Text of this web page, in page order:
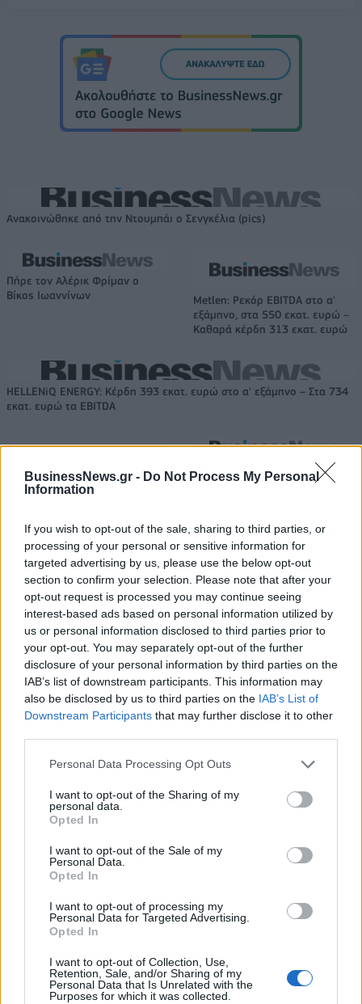
BusinessNews.gr - Do Not Process My Personal
Information
If you wish to opt-out of the sale, sharing to third parties, or
processing of your personal or sensitive information for
targeted advertising by us, please use the below opt-out
section to confirm your selection. Please note that after your
opt-out request is processed you may continue seeing
interest-based ads based on personal information utilized by
us or personal information disclosed to third parties prior to
your opt-out. You may separately opt-out of the further
disclosure of your personal information by third parties on the
IAB’s list of downstream participants. This information may
also be disclosed by us to third parties on the IAB’s List of
Downstream Participants that may further disclose it to other
Personal Data Processing Opt Outs
I want to opt-out of the Sharing of my
personal data.
Opted In
I want to opt-out of the Sale of my
Personal Data.
Opted In
I want to opt-out of processing my
Personal Data for Targeted Advertising.
Opted In
I want to opt-out of Collection, Use,
Retention, Sale, and/or Sharing of my
Personal Data that Is Unrelated with the
Purposes for which it was collected.
Ανακοινώθηκε από την Ντουμπάι ο Σενγκέλια (pics)
Πήρε τον Αλέρικ Φρίμαν ο
Βίκος Ιωαννίνων
Metlen: Ρεκόρ EBITDA στο α'
εξάμηνο, στα 550 εκατ. ευρώ –
Καθαρά κέρδη 313 εκατ. ευρώ
HELLENiQ ENERGY: Κέρδη 393 εκατ. ευρώ στο α' εξάμηνο – Στα 734
εκατ. ευρώ τα EBITDA
Viohalco: Αυξημένος κατά 14%
τα EBITDA
TV: Η σκακιέρα της νέας σεζόν
IAB Hellas: Νέα Διοικούσα Επιτροπή και νέο Διοικητικό Συμβούλιο -
Πρόεδρος ο Γαληνός Γιαγλής
Νέο Audi A2 e-tron με στόχο
την κορυφή της
αποδοτικότητας
Η Chery επενδύει 75 εκατ.
δολάρια στην KG Mobility
Το FIAT 500 Hybrid τώρα από 18.990 ευρώ
Στους Ντένβερ Νάγκετς ο Λόνι
προημιτελικός με τη Λιθουανία
ΥΠΕΘΟΟ: Νέες επενδύσεις 1 δισ. ευρώ ως το 2028 για την Ενέργεια
Novibet: Τριετής χρηματοδοτική
Evergood: Άγγιξε τα 300 εκατ. ο